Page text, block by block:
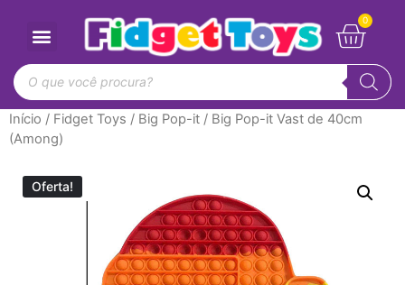
Início / Fidget Toys / Big Pop-it / Big Pop-it Vast de 40cm
(Among)
Oferta!